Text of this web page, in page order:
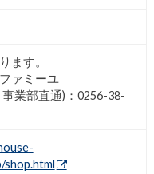
ます。
ァミーユ
業部直通)：0256-38-
shop.html